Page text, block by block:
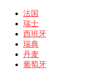
法国
瑞士
西班牙
瑞典
丹麦
葡萄牙